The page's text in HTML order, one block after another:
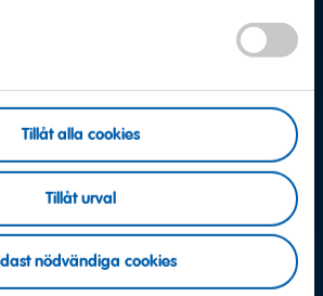
Tillåt alla cookies
Tillåt urval
nödvändiga cookies
till
oss nu